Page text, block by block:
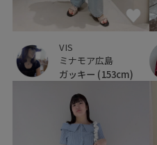
VIS
ミナモア広島
ガッキー (153cm)